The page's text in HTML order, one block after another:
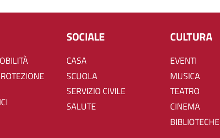
SOCIALE
CASA
SCUOLA
SERVIZIO CIVILE
SALUTE
CULTURA
EVENTI
MUSICA
TEATRO
CINEMA
BIBLIOTECHE